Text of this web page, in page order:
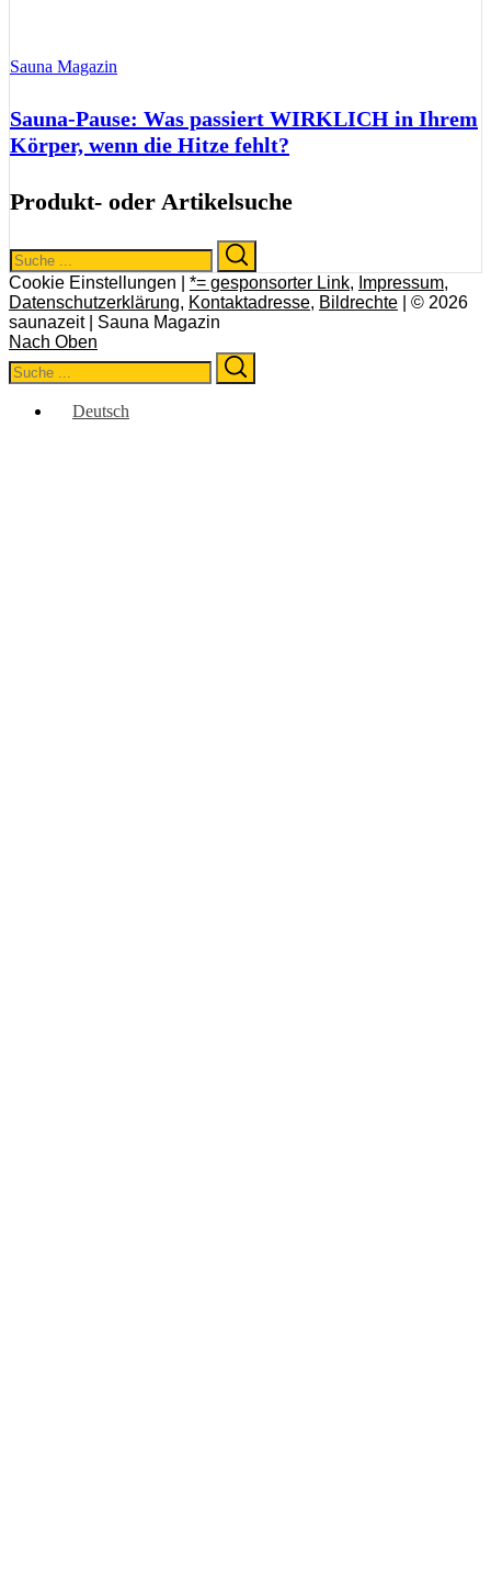
Sauna Magazin
Sauna-Pause: Was passiert WIRKLICH in Ihrem
Körper, wenn die Hitze fehlt?
Produkt- oder Artikelsuche
Search
for:
Cookie Einstellungen | *= gesponsorter Link, Impressum,
Datenschutzerklärung, Kontaktadresse, Bildrechte | © 2026
saunazeit | Sauna Magazin
Nach Oben
Search
for:
Deutsch